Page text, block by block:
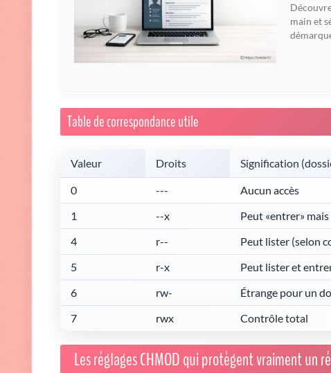
main et
Table de correspondance utile
Valeur Droits Signification
0 ---
Aucun accès
1
--x
Peut «entrer»
4
r--
Peut lister (selon
5
r-x
Peut lister et
6
rw-
Étrange pour un
7
rwx Contrôle total
Les réglages CHMOD qui protègent vraiment un